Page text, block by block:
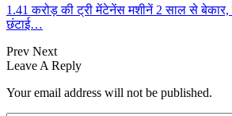
1.41 करोड़ की ट्री मेंटेनेंस मशीनें 2 साल से बेकार,
छंटाई…
Prev Next
Leave A Reply
Your email address will not be published.